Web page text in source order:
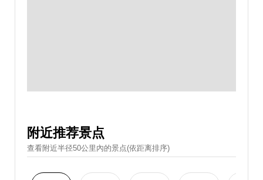
附近推荐景点
查看附近半径50公里內的景点(依距离排序)